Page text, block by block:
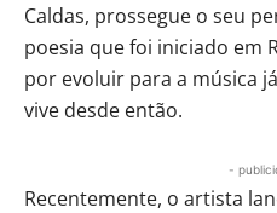
Caldas, prossegue o seu
poesia que foi iniciado em
por evoluir para a música
vive desde então.
-
Recentemente, o artista